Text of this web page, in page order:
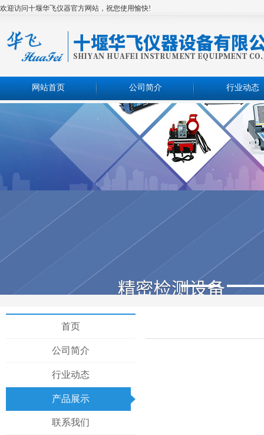
欢迎访问十堰华飞仪器官方网站，祝您使用愉快!
网站首页 公司简介 行业动态
首页
公司简介
行业动态
产品展示
联系我们